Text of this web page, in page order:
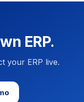
ERP.
your ERP live.